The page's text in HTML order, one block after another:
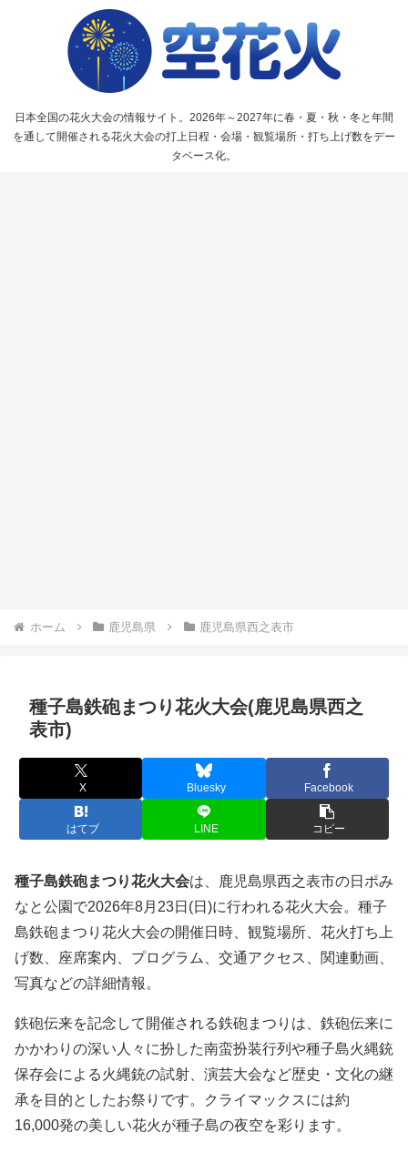
日本全国の花火大会の情報サイト。2026年～2027年に春・夏・秋・冬と年間
を通して開催される花火大会の打上日程・会場・観覧場所・打ち上げ数をデー
タベース化。
ホーム 鹿児島県 鹿児島県西之表市
種子島鉄砲まつり花火大会(鹿児島県西之
表市)
X Bluesky Facebook
はてブ LINE コピー
種子島鉄砲まつり花火大会は、鹿児島県西之表市の日ポみ
なと公園で2026年8月23日(日)に行われる花火大会。種子
島鉄砲まつり花火大会の開催日時、観覧場所、花火打ち上
げ数、座席案内、プログラム、交通アクセス、関連動画、
写真などの詳細情報。
鉄砲伝来を記念して開催される鉄砲まつりは、鉄砲伝来に
かかわりの深い人々に扮した南蛮扮装行列や種子島火縄銃
保存会による火縄銃の試射、演芸大会など歴史・文化の継
承を目的としたお祭りです。クライマックスには約
16,000発の美しい花火が種子島の夜空を彩ります。